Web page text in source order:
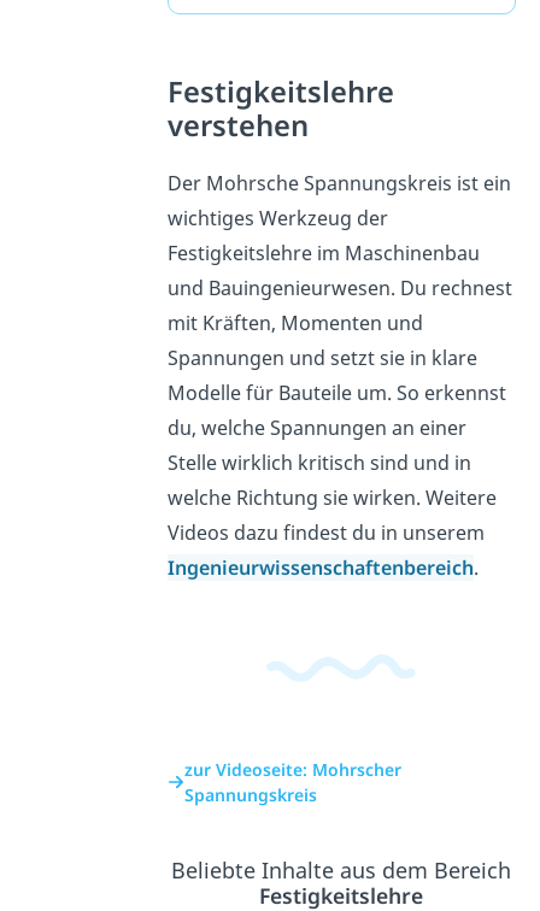
Festigkeitslehre
verstehen
Der Mohrsche Spannungskreis ist ein
wichtiges Werkzeug der
Festigkeitslehre im Maschinenbau
und Bauingenieurwesen. Du rechnest
mit Kräften, Momenten und
Spannungen und setzt sie in klare
Modelle für Bauteile um. So erkennst
du, welche Spannungen an einer
Stelle wirklich kritisch sind und in
welche Richtung sie wirken. Weitere
Videos dazu findest du in unserem
Ingenieurwissenschaftenbereich.
zur Videoseite: Mohrscher
Spannungskreis
Beliebte Inhalte aus dem Bereich
Festigkeitslehre